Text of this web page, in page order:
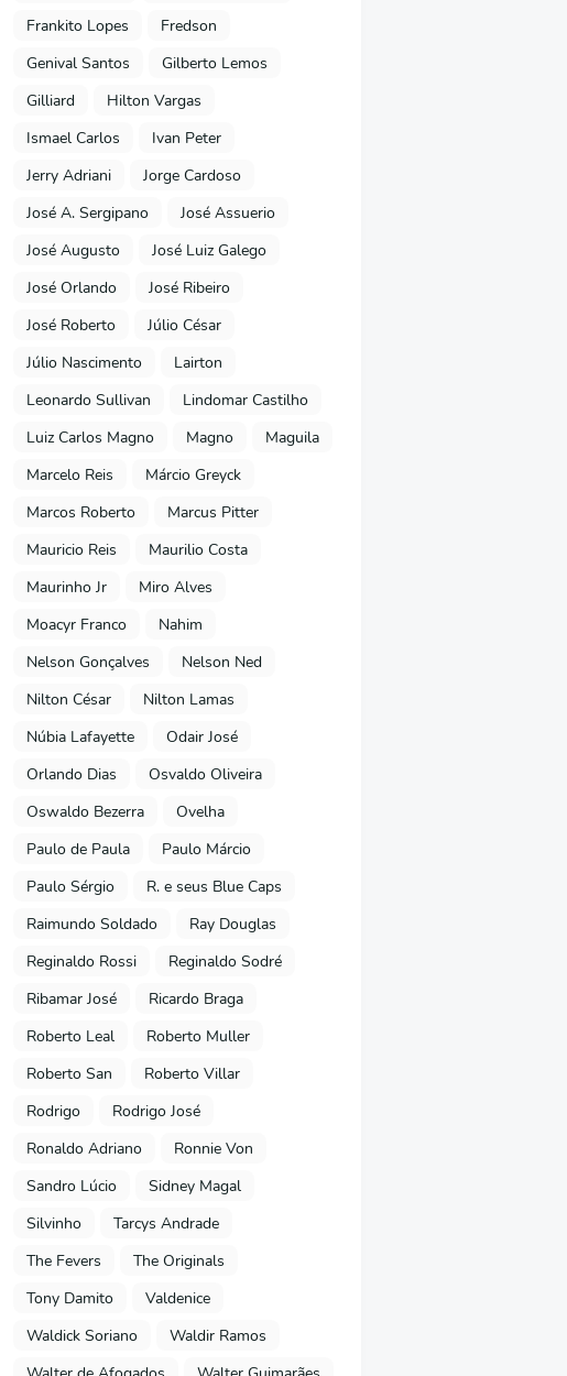
Frankito Lopes
Fredson
Genival Santos
Gilberto Lemos
Gilliard
Hilton Vargas
Ismael Carlos
Ivan Peter
Jerry Adriani
Jorge Cardoso
José A. Sergipano
José Assuerio
José Augusto
José Luiz Galego
José Orlando
José Ribeiro
José Roberto
Júlio César
Júlio Nascimento
Lairton
Leonardo Sullivan
Lindomar Castilho
Luiz Carlos Magno
Magno
Maguila
Marcelo Reis
Márcio Greyck
Marcos Roberto
Marcus Pitter
Mauricio Reis
Maurilio Costa
Maurinho Jr
Miro Alves
Moacyr Franco
Nahim
Nelson Gonçalves
Nelson Ned
Nilton César
Nilton Lamas
Núbia Lafayette
Odair José
Orlando Dias
Osvaldo Oliveira
Oswaldo Bezerra
Ovelha
Paulo de Paula
Paulo Márcio
Paulo Sérgio
R. e seus Blue Caps
Raimundo Soldado
Ray Douglas
Reginaldo Rossi
Reginaldo Sodré
Ribamar José
Ricardo Braga
Roberto Leal
Roberto Muller
Roberto San
Roberto Villar
Rodrigo
Rodrigo José
Ronaldo Adriano
Ronnie Von
Sandro Lúcio
Sidney Magal
Silvinho
Tarcys Andrade
The Fevers
The Originals
Tony Damito
Valdenice
Waldick Soriano
Waldir Ramos